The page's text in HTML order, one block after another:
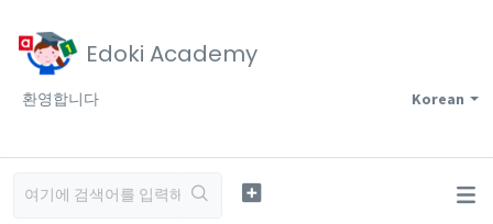
Edoki Academy
Korean
환영합니다